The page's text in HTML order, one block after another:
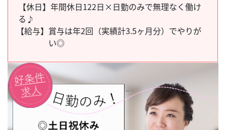
【休日】年間休日122日×日勤のみで無理なく働け
る♪
【給与】 賞与は年2回（実績計3.5ヶ月分）でやりが
い◎